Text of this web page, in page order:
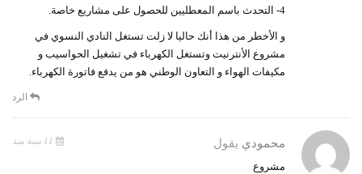
4- التحدث باسم المعطليين للحصول على مشاريع خاصة.
و الأخطر من هذا أنك حاليا لا زلت تستغل النادي النسوي في
مشروع الأنترنيت وتستغل الكهرباء في تشغيل الحواسيب و
مكيفات الهواء و التعاون الوطني هو من يدفع فاتورة الكهرباء.
الرد
محمودي يقول
مشروع